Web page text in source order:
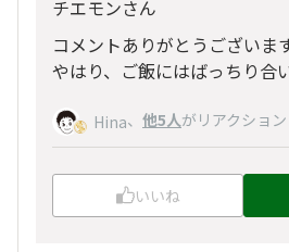
チエモンさん
コメントありがとうございま
やはり、ご飯にはばっちり合
Hina、 他5人がリアクション
いいね